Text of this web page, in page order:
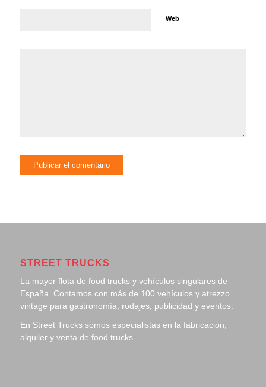
Web
STREET TRUCKS
La mayor flota de food trucks y vehículos singulares de
España. Contamos con más de 100 vehículos y atrezzo
vintage para gastronomía, rodajes, publicidad y eventos.
En Street Trucks somos especialistas en la fabricación,
alquiler y venta de food trucks.